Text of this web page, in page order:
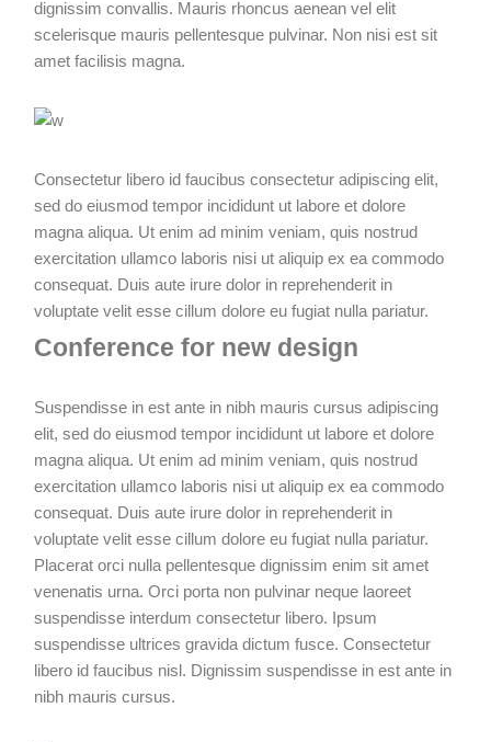
dignissim convallis. Mauris rhoncus aenean vel elit
scelerisque mauris pellentesque pulvinar. Non nisi est sit
amet facilisis magna.
Consectetur libero id faucibus consectetur adipiscing elit,
sed do eiusmod tempor incididunt ut labore et dolore
magna aliqua. Ut enim ad minim veniam, quis nostrud
exercitation ullamco laboris nisi ut aliquip ex ea commodo
consequat. Duis aute irure dolor in reprehenderit in
voluptate velit esse cillum dolore eu fugiat nulla pariatur.
Conference for new design
Suspendisse in est ante in nibh mauris cursus adipiscing
elit, sed do eiusmod tempor incididunt ut labore et dolore
magna aliqua. Ut enim ad minim veniam, quis nostrud
exercitation ullamco laboris nisi ut aliquip ex ea commodo
consequat. Duis aute irure dolor in reprehenderit in
voluptate velit esse cillum dolore eu fugiat nulla pariatur.
Placerat orci nulla pellentesque dignissim enim sit amet
venenatis urna. Orci porta non pulvinar neque laoreet
suspendisse interdum consectetur libero. Ipsum
suspendisse ultrices gravida dictum fusce. Consectetur
libero id faucibus nisl. Dignissim suspendisse in est ante in
nibh mauris cursus.